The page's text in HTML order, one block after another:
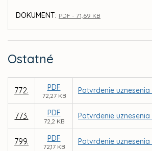
DOKUMENT: PDF - 71,69 KB
Ostatné
772. PDF
72,27 KB
Potvrdenie
773. PDF
72,2 KB
Potvrdenie
799. PDF
72,17 KB
Potvrdenie